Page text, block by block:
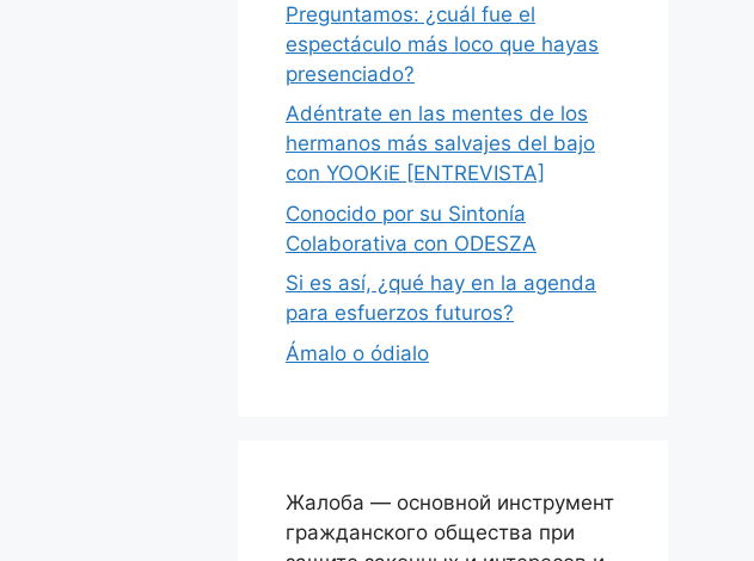
Preguntamos: ¿cuál fue el
espectáculo más loco que hayas
presenciado?
Adéntrate en las mentes de los
hermanos más salvajes del bajo
con YOOKiE [ENTREVISTA]
Conocido por su Sintonía
Colaborativa con ODESZA
Si es así, ¿qué hay en la agenda
para esfuerzos futuros?
Ámalo o ódialo
Жалоба — основной инструмент
гражданского общества при